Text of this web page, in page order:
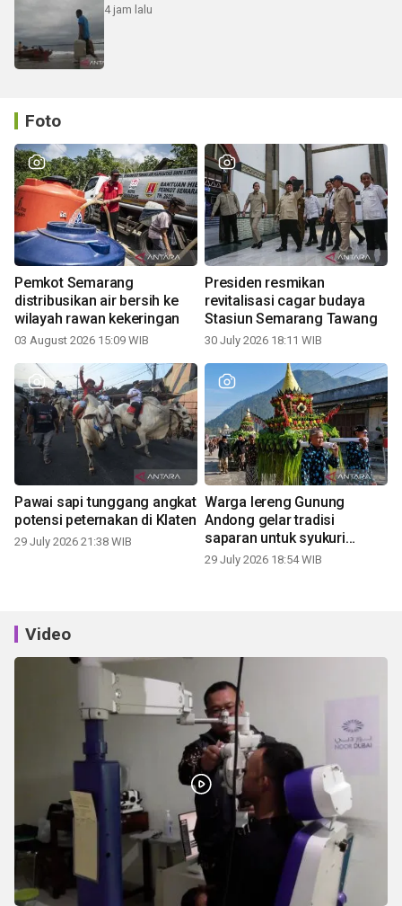
4 jam lalu
Foto
Pemkot Semarang
distribusikan air bersih ke
wilayah rawan kekeringan
03 August 2026 15:09 WIB
Presiden resmikan
revitalisasi cagar budaya
Stasiun Semarang Tawang
30 July 2026 18:11 WIB
Pawai sapi tunggang angkat
potensi peternakan di Klaten
29 July 2026 21:38 WIB
Warga lereng Gunung
Andong gelar tradisi
saparan untuk syukuri
panen
29 July 2026 18:54 WIB
Video